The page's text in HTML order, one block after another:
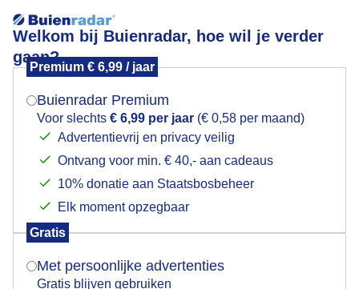
Welkom bij Buienradar, hoe wil je verder
gaan?
Premium € 6,99 / jaar
Buienradar Premium
Voor slechts € 6,99 per jaar (€ 0,58 per maand)
Advertentievrij en privacy veilig
Ontvang voor min. € 40,- aan cadeaus
10% donatie aan Staatsbosbeheer
Elk moment opzegbaar
Gratis
Met persoonlijke advertenties
Gratis blijven gebruiken
VLIEGTUIGSPOTTERS
Mogen we je locatie gebruiken voor het
Indien je hier nog geen akkoord op hebt gegeven,
verschijnt er zo een pop-up uit je browser waarin
Is goed, toon de popup